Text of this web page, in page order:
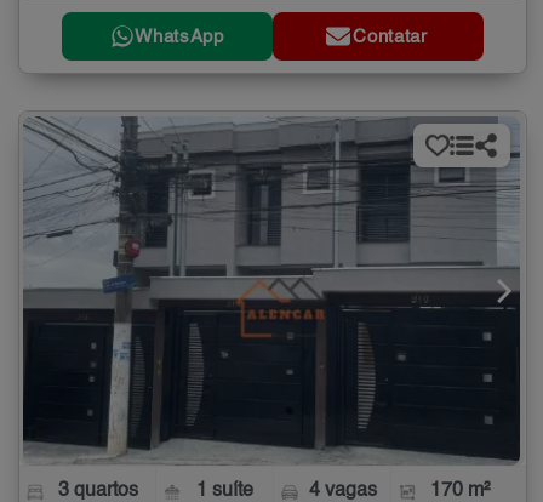
WhatsApp Contatar
3 quartos 1 suíte 4 vagas 170 m²